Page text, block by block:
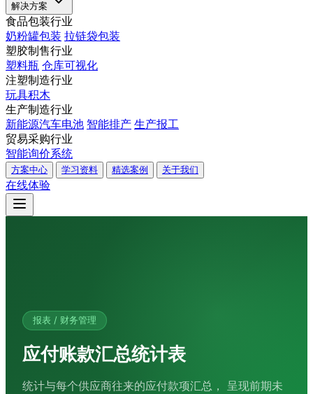
解决方案
食品包装行业
奶粉罐包装 拉链袋包装
塑胶制售行业
塑料瓶 仓库可视化
注塑制造行业
玩具积木
生产制造行业
新能源汽车电池 智能排产 生产报工
贸易采购行业
智能询价系统
方案中心 学习资料 精选案例 关于我们
在线体验
报表 / 财务管理
应付账款汇总统计表
统计与每个供应商往来的应付款项汇总， 呈现前期未